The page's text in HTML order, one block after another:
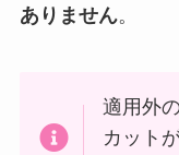
ありません。
適用外
カット